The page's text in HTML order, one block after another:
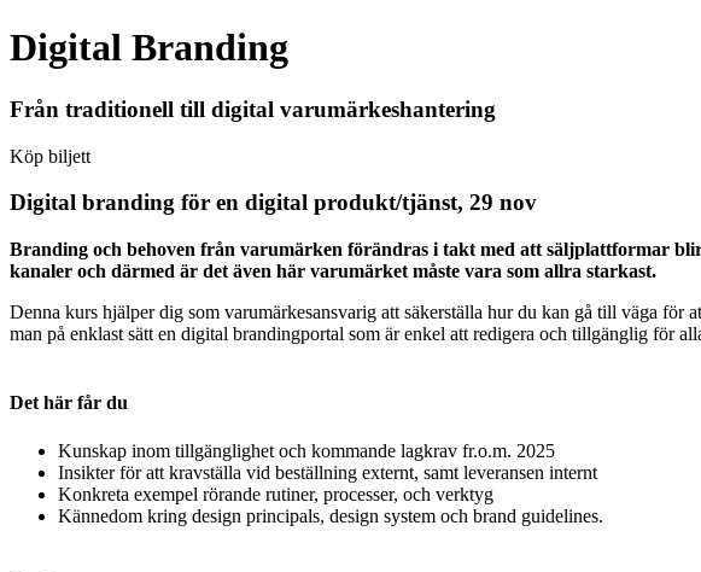
Digital Branding
Från traditionell till digital varumärkeshantering
Köp biljett
Digital branding för en digital produkt/tjänst, 29 nov
Branding och behoven från varumärken förändras i takt med att säljplattformar
kanaler och därmed är det även här varumärket måste vara som allra starkast.
Denna kurs hjälper dig som varumärkesansvarig att säkerställa hur du kan gå till väga
man på enklast sätt en digital brandingportal som är enkel att redigera och tillgänglig för
Det här får du
Kunskap inom tillgänglighet och kommande lagkrav fr.o.m. 2025
Insikter för att kravställa vid beställning externt, samt leveransen internt
Konkreta exempel rörande rutiner, processer, och verktyg
Kännedom kring design principals, design system och brand guidelines.